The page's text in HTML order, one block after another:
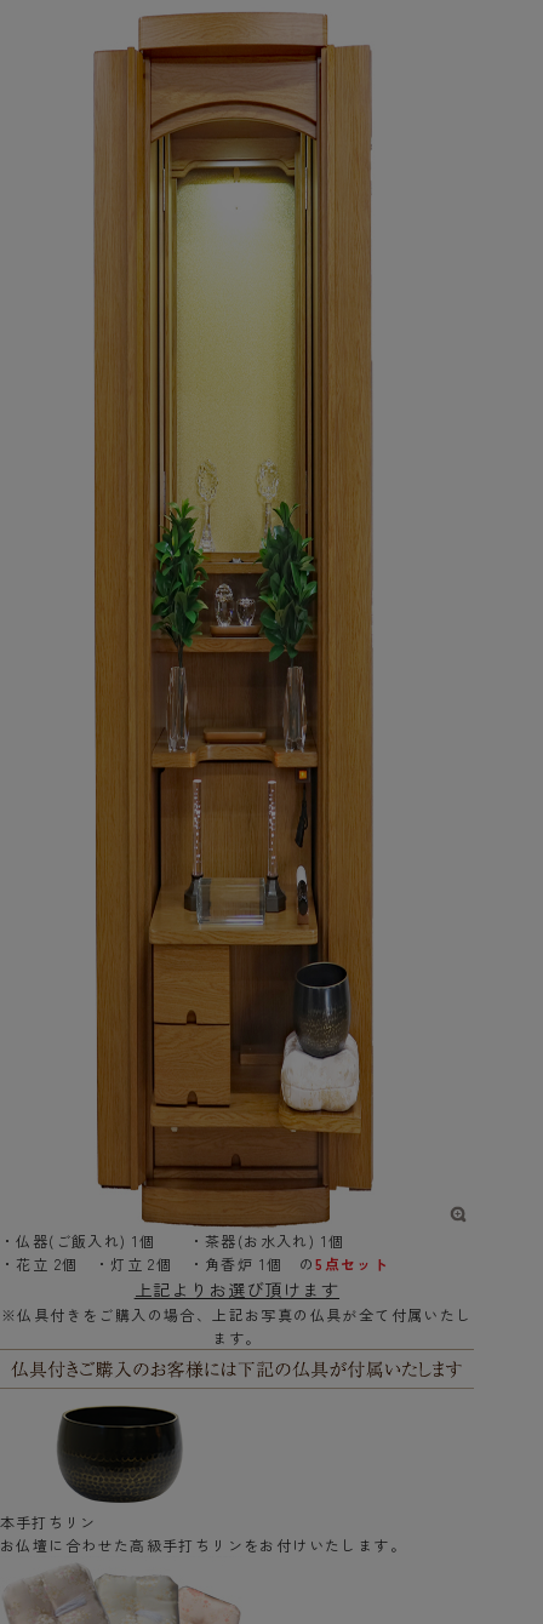
・仏器(ご飯入れ) 1個 ・茶器(お水入れ) 1個
・花立 2個 ・灯立 2個 ・角香炉 1個 の5点セット
上記よりお選び頂けます
※仏具付きをご購入の場合、上記お写真の仏具が全て付属いたし
ます。
本手打ちリン
お仏壇に合わせた高級手打ちリンをお付けいたします。